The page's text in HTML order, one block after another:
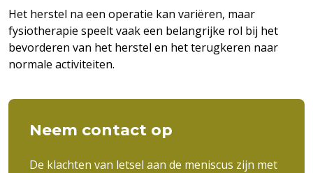
Het herstel na een operatie kan variëren, maar
fysiotherapie speelt vaak een belangrijke rol bij het
bevorderen van het herstel en het terugkeren naar
normale activiteiten.
Neem contact op
De klachten van letsel aan de meniscus zijn met